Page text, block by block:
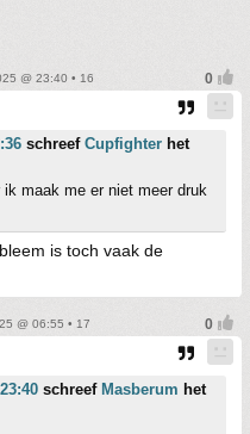
@ 23:40 • 16
schreef Cupfighter het
maak me er niet meer druk
is toch vaak de
@ 06:55 • 17
schreef Masberum het